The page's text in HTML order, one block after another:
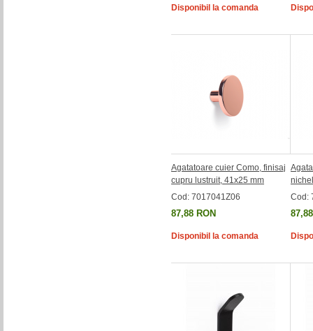
Disponibil la comanda
Agatatoare cuier Como, finisaj
cupru lustruit, 41x25 mm
Cod: 7017041Z06
87,88 RON
Disponibil la comanda
Cod: